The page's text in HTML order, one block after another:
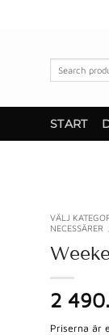
START
VÄLJ
NECESSÄRER
2
Priserna är